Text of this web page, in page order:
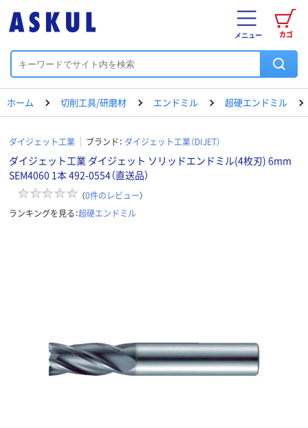
カゴ
メニュー
ホーム 切削工具/研磨材 エンドミル 超硬エンドミル
ダイジェット工業 ブランド： ダイジェット工業（DIJET）
ダイジェット工業 ダイジェット ソリッドエンドミル(4枚刃) 6mm
SEM4060 1本 492-0554（直送品）
（0件のレビュー）
ランキングを見る：超硬エンドミル